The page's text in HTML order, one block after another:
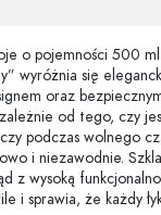
o pojemności 500
wyróżnia się
oraz
od tego, czy
podczas wolnego
i niezawodnie.
z wysoką
i sprawia, że każdy